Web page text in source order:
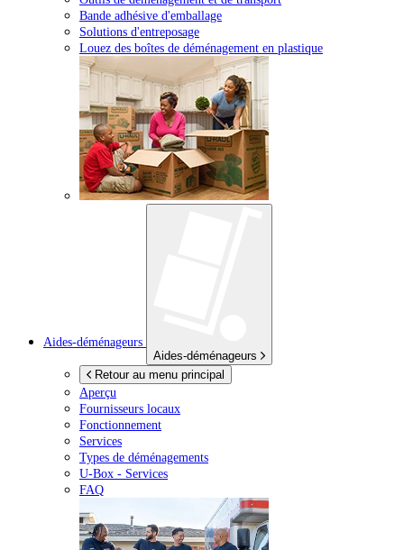
Bande adhésive d'emballage
Solutions d'entreposage
Louez des boîtes de déménagement en plastique
Aides-déménageurs
Aides-déménageurs
Retour au menu principal
Aperçu
Fournisseurs locaux
Fonctionnement
Services
Types de déménagements
U-Box - Services
FAQ